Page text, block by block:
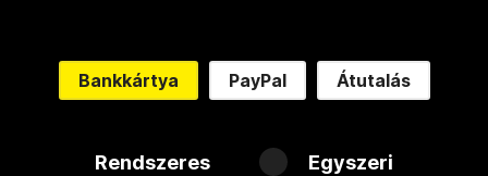
Bankkártya PayPal Átutalás
Rendszeres Egyszeri